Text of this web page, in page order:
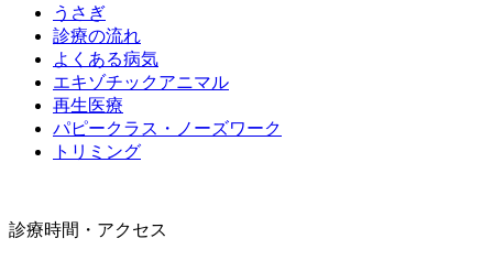
うさぎ
診療の流れ
よくある病気
エキゾチックアニマル
再生医療
パピークラス・ノーズワーク
トリミング
診療時間・アクセス